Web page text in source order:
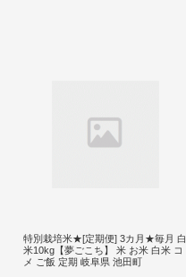
特別栽培米★[定期便] 3カ月★毎月 白
米10kg【夢ごこち】 米 お米 白米 コ
メ ご飯 定期 岐阜県 池田町